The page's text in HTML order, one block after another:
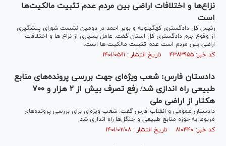
نزاع‌ها و اختلافات اراضی بین مردم عدم تثبیت مالکیت‌ها
است
رئیس کل دادگستری کهگیلویه و بویر احمد در دومین نشست شورای پیشگیری
از وقوع جرم دادگستری کل استان گفت: عامل بسیاری از نزاع ها و اختلافات
اراضی بین مردم است عدم تثبیت مالکیت ها است.
کد خبر: ۴۳۸۳۹۵۵ تاریخ انتشار : ۱۴۰۱/۰۵/۱۱
دادستان فارس: شعب ویژه‌ای جهت بررسی پرونده‌های منابع
طبیعی راه اندازی شد/ رفع تصرف بیش از ۲ هزار و ۷۰۰
هکتار از اراضی ملی
دادستان عمومی و انقلاب فارس گفت: شعب ویژه‌ای برای بررسی پرونده‌های
مربوط به حوزه منابع طبیعی و جنگل‌ها راه اندازی شد.
کد خبر: ۸۱۰۴۴۰ تاریخ انتشار : ۱۴۰۱/۰۲/۰۸